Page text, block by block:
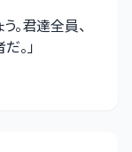
。君達全員、
。」